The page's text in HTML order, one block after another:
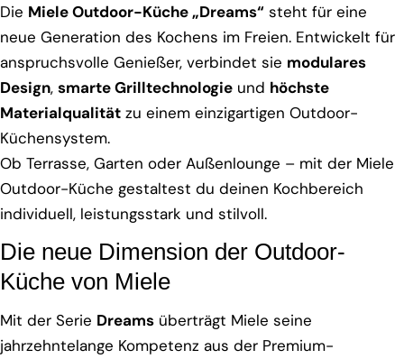
Die Miele Outdoor-Küche „Dreams“ steht für eine
neue Generation des Kochens im Freien. Entwickelt für
anspruchsvolle Genießer, verbindet sie modulares
Design, smarte Grilltechnologie und höchste
Materialqualität zu einem einzigartigen Outdoor-
Küchensystem.
Ob Terrasse, Garten oder Außenlounge – mit der Miele
Outdoor-Küche gestaltest du deinen Kochbereich
individuell, leistungsstark und stilvoll.
Die neue Dimension der Outdoor-
Küche von Miele
Mit der Serie Dreams überträgt Miele seine
jahrzehntelange Kompetenz aus der Premium-